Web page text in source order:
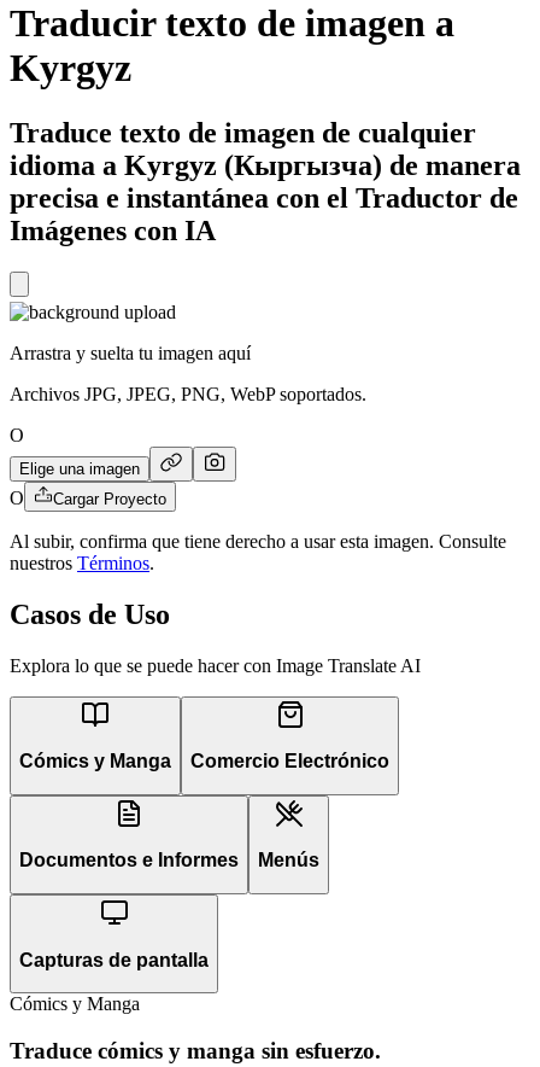
Traducir texto de imagen a
Kyrgyz
Traduce texto de imagen de cualquier
idioma a Kyrgyz (Кыргызча) de manera
precisa e instantánea con el Traductor de
Imágenes con IA
Arrastra y suelta tu imagen aquí
Archivos JPG, JPEG, PNG, WebP soportados.
O
Elige una imagen
O Cargar Proyecto
Al subir, confirma que tiene derecho a usar esta imagen. Consulte
nuestros Términos.
Casos de Uso
Explora lo que se puede hacer con Image Translate AI
Cómics y Manga Comercio Electrónico
Documentos e Informes Menús
Capturas de pantalla
Cómics y Manga
Traduce cómics y manga sin esfuerzo.